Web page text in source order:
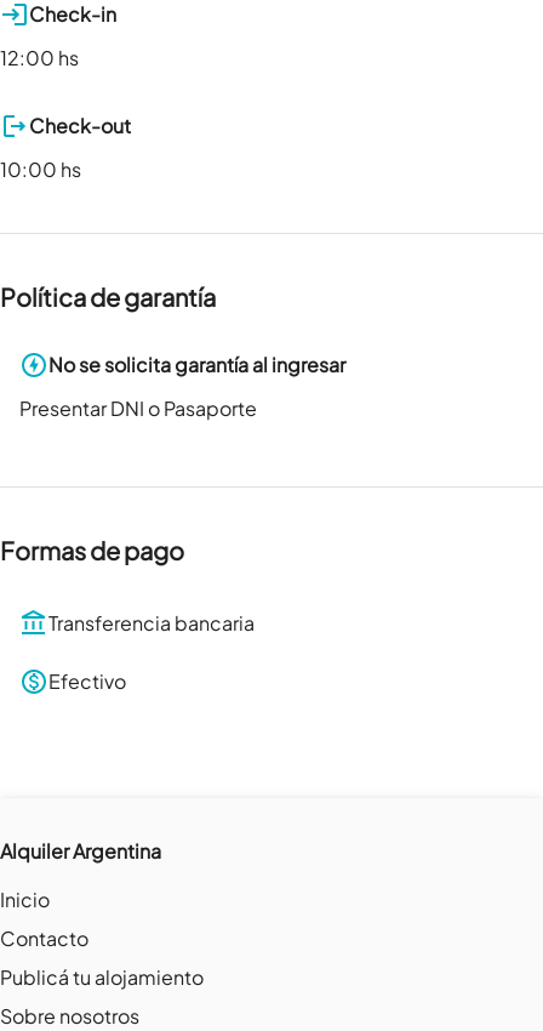
Check-in
12:00 hs
Check-out
10:00 hs
Política de garantía
No se solicita garantía al ingresar
Presentar DNI o Pasaporte
Formas de pago
Transferencia bancaria
Efectivo
Alquiler Argentina
Inicio
Contacto
Publicá tu alojamiento
Sobre nosotros